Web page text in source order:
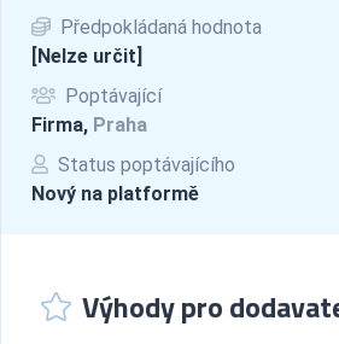
Předpokládaná hodnota
[Nelze určit]
Poptávající
Firma, Praha
Status poptávajícího
Nový na platformě
Výhody pro